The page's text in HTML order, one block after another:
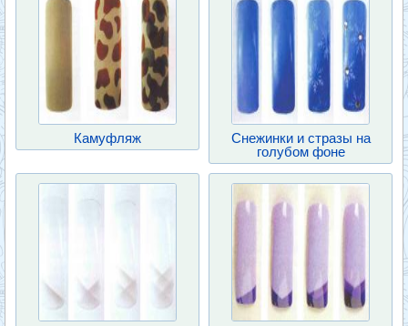
Камуфляж
Снежинки и стразы на
голубом фоне